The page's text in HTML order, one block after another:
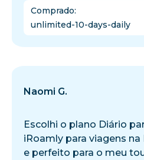
Comprado:
unlimited-10-days-daily
Naomi G.
Escolhi o plano Diário
iRoamly para viagens na
e perfeito para o meu